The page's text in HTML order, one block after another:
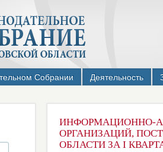
Собрании Деятельность
ИНФОРМАЦИОННО-
ОРГАНИЗАЦИЙ,
ОБЛАСТИ ЗА I